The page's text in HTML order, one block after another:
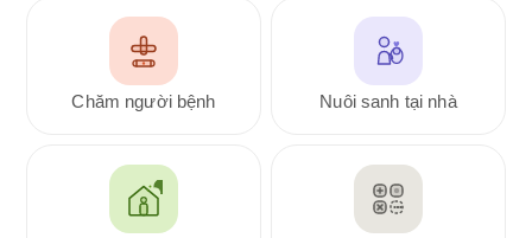
Chăm người bệnh Nuôi sanh tại nhà